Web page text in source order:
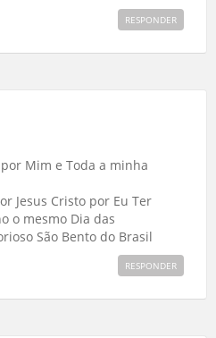
RESPONDER
Mim e Toda a minha
Jesus Cristo por Eu Ter
o mesmo Dia das
São Bento do Brasil
RESPONDER